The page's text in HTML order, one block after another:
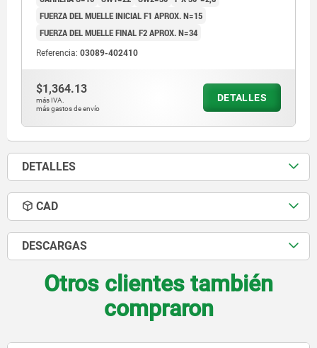
FUERZA DEL MUELLE INICIAL F1 APROX. N=15
FUERZA DEL MUELLE FINAL F2 APROX. N=34
Referencia: 03089-402410
$1,364.13
más IVA.
más gastos de envío
DETALLES
DETALLES
CAD
DESCARGAS
Otros clientes también
compraron